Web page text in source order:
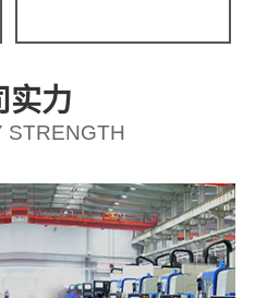
实力
STRENGTH